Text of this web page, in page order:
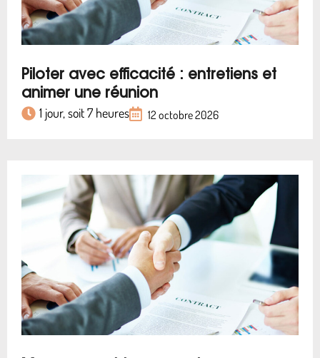
Piloter avec efficacité : entretiens et
animer une réunion
1 jour, soit 7 heures 12 octobre 2026